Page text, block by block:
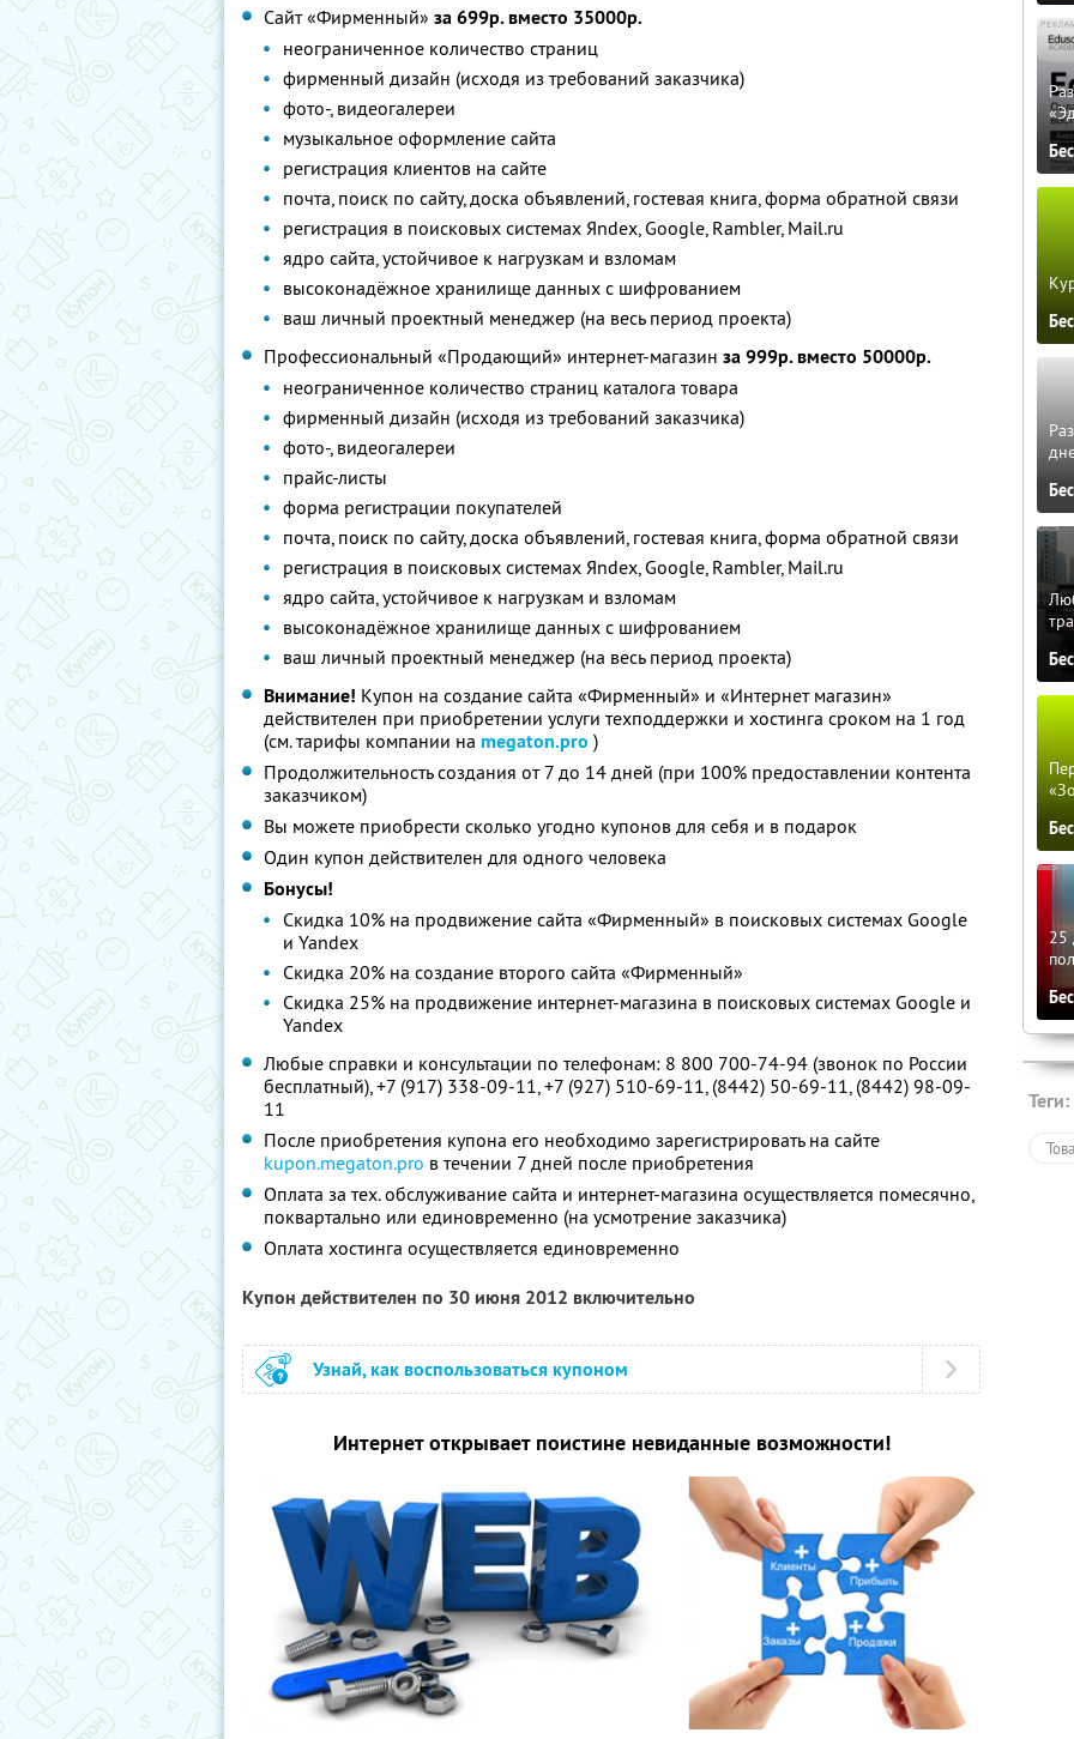
Сайт «Фирменный» за 699р. вместо 35000р.
неограниченное количество страниц
фирменный дизайн (исходя из требований заказчика)
фото-, видеогалереи
музыкальное оформление сайта
регистрация клиентов на сайте
почта, поиск по сайту, доска объявлений, гостевая книга, форма обратной связи
регистрация в поисковых системах Яndex, Google, Rambler, Mail.ru
ядро сайта, устойчивое к нагрузкам и взломам
высоконадёжное хранилище данных с шифрованием
ваш личный проектный менеджер (на весь период проекта)
Профессиональный «Продающий» интернет-магазин за 999р. вместо 50000р.
неограниченное количество страниц каталога товара
фирменный дизайн (исходя из требований заказчика)
фото-, видеогалереи
прайс-листы
форма регистрации покупателей
почта, поиск по сайту, доска объявлений, гостевая книга, форма обратной связи
регистрация в поисковых системах Яndex, Google, Rambler, Mail.ru
ядро сайта, устойчивое к нагрузкам и взломам
высоконадёжное хранилище данных с шифрованием
ваш личный проектный менеджер (на весь период проекта)
Внимание! Купон на создание сайта «Фирменный» и «Интернет магазин»
действителен при приобретении услуги техподдержки и хостинга сроком на 1 год
(см. тарифы компании на megaton.pro )
Продолжительность создания от 7 до 14 дней (при 100% предоставлении контента
заказчиком)
Вы можете приобрести сколько угодно купонов для себя и в подарок
Один купон действителен для одного человека
Бонусы!
Скидка 10% на продвижение сайта «Фирменный» в поисковых системах Google
и Yandex
Скидка 20% на создание второго сайта «Фирменный»
Скидка 25% на продвижение интернет-магазина в поисковых системах Google и
Yandex
Любые справки и консультации по телефонам: 8 800 700-74-94 (звонок по России
бесплатный), +7 (917) 338-09-11, +7 (927) 510-69-11, (8442) 50-69-11, (8442) 98-09-
11
После приобретения купона его необходимо зарегистрировать на сайте
kupon.megaton.pro в течении 7 дней после приобретения
Оплата за тех. обслуживание сайта и интернет-магазина осуществляется помесячно,
поквартально или единовременно (на усмотрение заказчика)
Оплата хостинга осуществляется единовременно
Купон действителен по 30 июня 2012 включительно
Узнай, как воспользоваться купоном
Интернет открывает поистине невиданные возможности!
25
Теги: